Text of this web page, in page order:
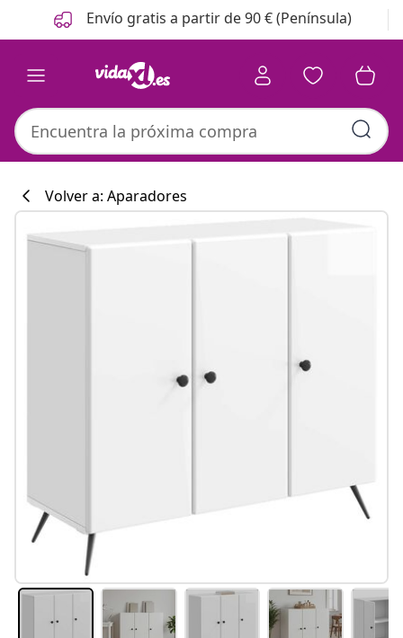
Anterior
Siguiente Envío gratis a partir de 90 € (Península)
Volver a: Aparadores